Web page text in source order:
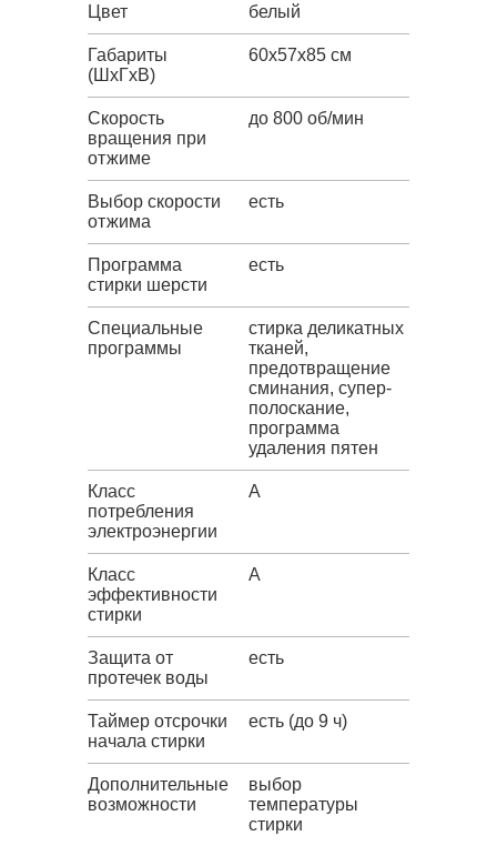
Цвет белый
Габариты
(ШxГxВ)
60x57x85 см
Скорость
вращения при
отжиме
до 800 об/мин
Выбор скорости
отжима
есть
Программа
стирки шерсти
есть
Специальные
программы
стирка деликатных
тканей,
предотвращение
сминания, супер-
полоскание,
программа
удаления пятен
Класс
потребления
электроэнергии
A
Класс
эффективности
стирки
A
Защита от
протечек воды
есть
Таймер отсрочки
начала стирки
есть (до 9 ч)
Дополнительные
возможности
выбор
температуры
стирки